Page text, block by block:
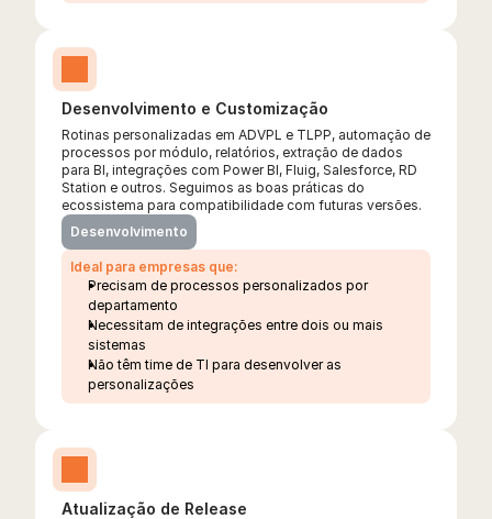
Desenvolvimento e Customização
Rotinas personalizadas em ADVPL e TLPP, automação de
processos por módulo, relatórios, extração de dados
para BI, integrações com Power BI, Fluig, Salesforce, RD
Station e outros. Seguimos as boas práticas do
ecossistema para compatibilidade com futuras versões.
Desenvolvimento
Ideal para empresas que:
Precisam de processos personalizados por
departamento
Necessitam de integrações entre dois ou mais
sistemas
Não têm time de TI para desenvolver as
personalizações
Atualização de Release